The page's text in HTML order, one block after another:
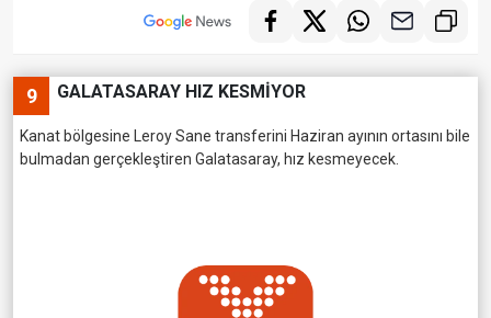
9 GALATASARAY HIZ KESMİYOR
Kanat bölgesine Leroy Sane transferini Haziran ayının ortasını bile
bulmadan gerçekleştiren Galatasaray, hız kesmeyecek.